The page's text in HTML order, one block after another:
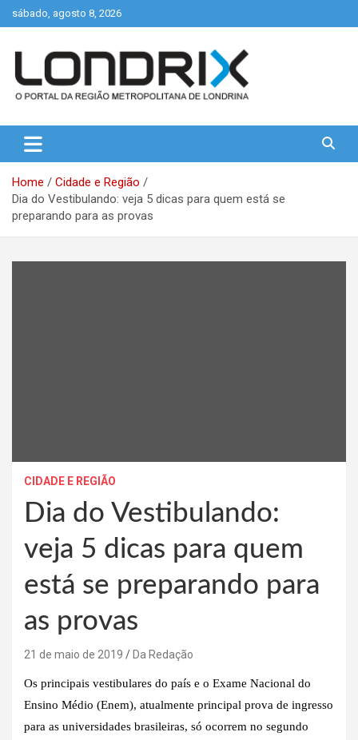
Skip
to
sábado, agosto 8, 2026
Londrix
Home
Cidade e Região
Dia do Vestibulando: veja 5 dicas para quem está se
preparando para as provas
CIDADE E REGIÃO
Dia do Vestibulando:
veja 5 dicas para quem
está se preparando para
as provas
21 de maio de 2019 Da Redação
Os principais vestibulares do país e o Exame Nacional do
Ensino Médio (Enem), atualmente principal prova de ingresso
para as universidades brasileiras, só ocorrem no segundo